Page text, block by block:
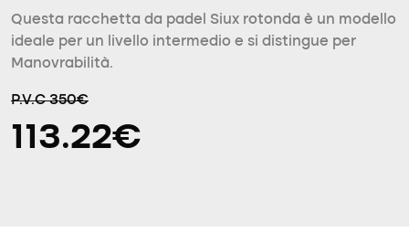
Questa racchetta da padel Siux rotonda è un modello
ideale per un livello intermedio e si distingue per
Manovrabilità.
P.V.C 350€
113.22€